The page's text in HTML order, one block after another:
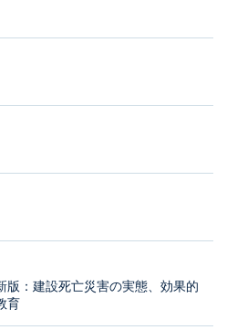
版：建設死亡災害の実態、効果的
育